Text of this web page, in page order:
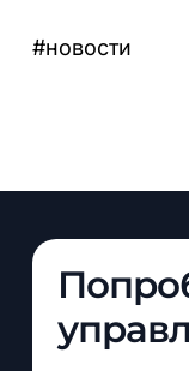
#новости